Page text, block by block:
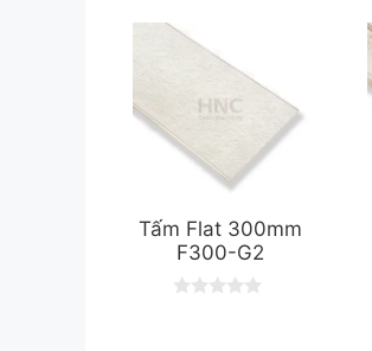
Tấm Flat 300mm
F300-G2